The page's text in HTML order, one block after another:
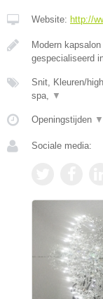
Website: http://
Modern
gespecialiseerd
Snit, Kleuren/
spa, ▼
Openingstijden ▼
Sociale media: